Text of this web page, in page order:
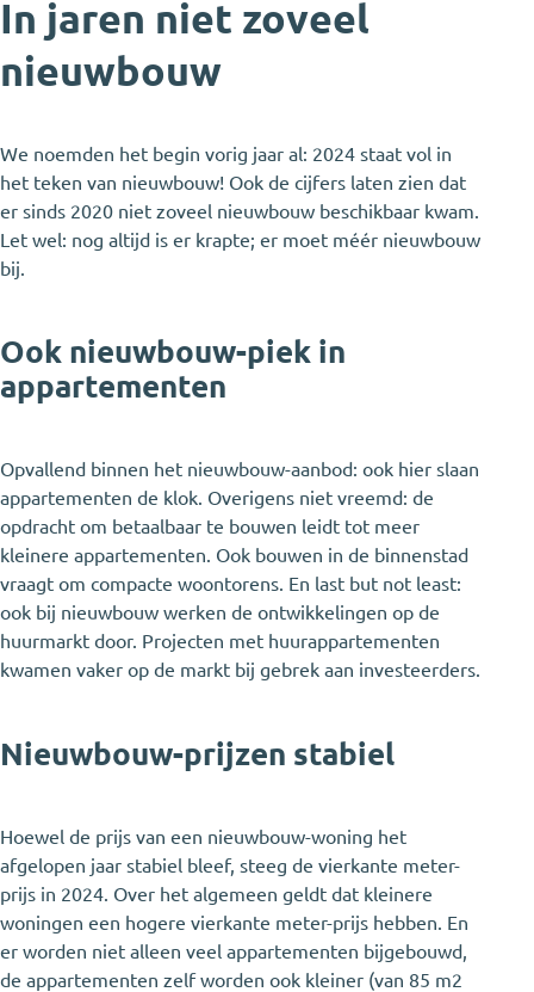
In jaren niet zoveel
nieuwbouw
We noemden het begin vorig jaar al: 2024 staat vol in
het teken van nieuwbouw! Ook de cijfers laten zien dat
er sinds 2020 niet zoveel nieuwbouw beschikbaar kwam.
Let wel: nog altijd is er krapte; er moet méér nieuwbouw
bij.
Ook nieuwbouw-piek in
appartementen
Opvallend binnen het nieuwbouw-aanbod: ook hier slaan
appartementen de klok. Overigens niet vreemd: de
opdracht om betaalbaar te bouwen leidt tot meer
kleinere appartementen. Ook bouwen in de binnenstad
vraagt om compacte woontorens. En last but not least:
ook bij nieuwbouw werken de ontwikkelingen op de
huurmarkt door. Projecten met huurappartementen
kwamen vaker op de markt bij gebrek aan investeerders.
Nieuwbouw-prijzen stabiel
Hoewel de prijs van een nieuwbouw-woning het
afgelopen jaar stabiel bleef, steeg de vierkante meter-
prijs in 2024. Over het algemeen geldt dat kleinere
woningen een hogere vierkante meter-prijs hebben. En
er worden niet alleen veel appartementen bijgebouwd,
de appartementen zelf worden ook kleiner (van 85 m2